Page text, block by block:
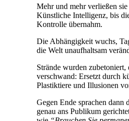
Mehr und mehr verließen
Künstliche Intelligenz, bis
Kontrolle übernahm.
Die Abhängigkeit wuchs,
die Welt unaufhaltsam
Strände wurden zubetoniert,
verschwand: Ersetzt durch
Plastiktiere und Illusionen
Gegen Ende sprachen dann
genau ans Publikum